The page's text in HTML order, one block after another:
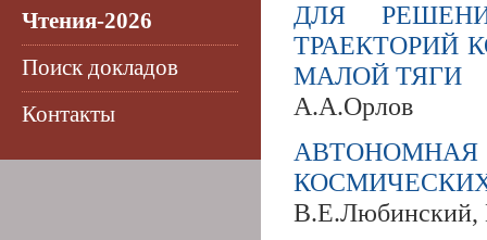
Чтения-2026
Поиск докладов
Контакты
ДЛЯ
ТРАЕКТОРИЙ
МАЛОЙ ТЯГИ
А.А.Орлов
В.Е.Любинский,